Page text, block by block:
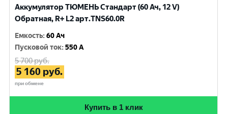
Аккумулятор ТЮМЕНЬ Стандарт (60 Ач, 12 V)
Обратная, R+ L2 арт.TNS60.0R
Емкость:60 Ач
Пусковой ток:550 A
5 700руб.
5 160 руб.
при обмене
Купить в 1 клик